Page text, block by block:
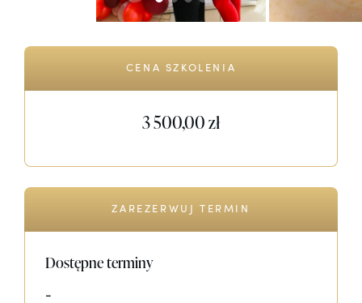
CENA SZKOLENIA
3 500,00 zł
ZAREZERWUJ TERMIN
Dostępne terminy
-